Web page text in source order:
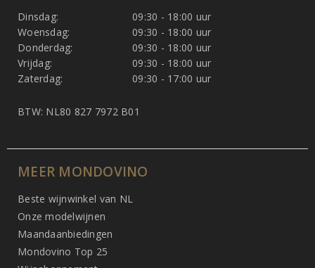
Dinsdag:
09:30 - 18:00 uur
Woensdag:
09:30 - 18:00 uur
Donderdag:
09:30 - 18:00 uur
Vrijdag:
09:30 - 18:00 uur
Zaterdag:
09:30 - 17:00 uur
BTW: NL80 827 7972 B01
MEER MONDOVINO
Beste wijnwinkel van NL
Onze modelwijnen
Maandaanbiedingen
Mondovino Top 25